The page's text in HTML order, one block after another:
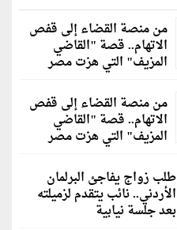
من منصة القضاء إلى قفص
الاتهام.. قصة "القاضي
المزيف" التي هزت مصر
من منصة القضاء إلى قفص
الاتهام.. قصة "القاضي
المزيف" التي هزت مصر
طلب زواج يفاجئ البرلمان
الأردني.. نائب يتقدم لزميلته
بعد جلسة نيابية